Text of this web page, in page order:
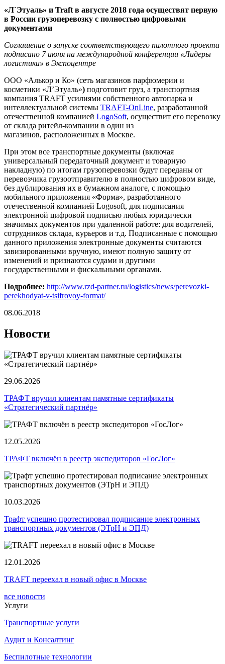
«Л`Этуаль» и Traft в августе 2018 года осуществят первую
в России грузоперевозку с полностью цифровыми
документами
Соглашение о запуске соответствующего пилотного проекта
подписано 7 июня на международной конференции «Лидеры
логистики» в Экспоцентре
ООО «Алькор и Ко» (сеть магазинов парфюмерии и
косметики «Л’Этуаль») подготовит груз, а транспортная
компания TRAFT усилиями собственного автопарка и
интеллектуальной системы TRAFT-OnLine, разработанной
отечественной компанией LogoSoft, осуществит его перевозку
от склада ритейл-компании в один из
магазинов, расположенных в Москве.
При этом все транспортные документы (включая
универсальный передаточный документ и товарную
накладную) по итогам грузоперевозки будут переданы от
перевозчика грузоотправителю в полностью цифровом виде,
без дублирования их в бумажном аналоге, с помощью
мобильного приложения «Форма», разработанного
отечественной компанией Logosoft, для подписания
электронной цифровой подписью любых юридически
значимых документов при удаленной работе: для водителей,
сотрудников склада, курьеров и т.д. Подписанные с помощью
данного приложения электронные документы считаются
завизированными вручную, имеют полную защиту от
изменений и признаются судами и другими
государственными и фискальными органами.
Подробнее: http://www.rzd-partner.ru/logistics/news/perevozki-
perekhodyat-v-tsifrovoy-format/
08.06.2018
Новости
29.06.2026
ТРАФТ вручил клиентам памятные сертификаты
«Стратегический партнёр»
12.05.2026
ТРАФТ включён в реестр экспедиторов «ГосЛог»
10.03.2026
Трафт успешно протестировал подписание электронных
транспортных документов (ЭТрН и ЭПД)
12.01.2026
TRAFT переехал в новый офис в Москве
все новости
Услуги
Транспортные услуги
Аудит и Консалтинг
Беспилотные технологии